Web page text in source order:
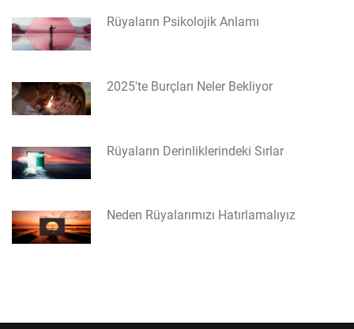
Rüyaların Psikolojik Anlamı
2025'te Burçları Neler Bekliyor
Rüyaların Derinliklerindeki Sırlar
Neden Rüyalarımızı Hatırlamalıyız